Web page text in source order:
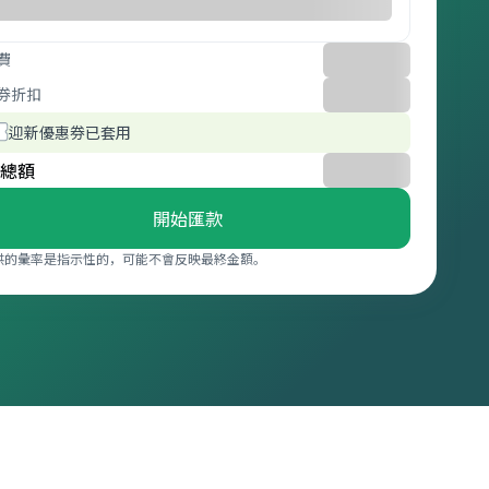
折扣
迎新優惠券已套用
額
開始匯款
彙率是指示性的，可能不會反映最終金額。